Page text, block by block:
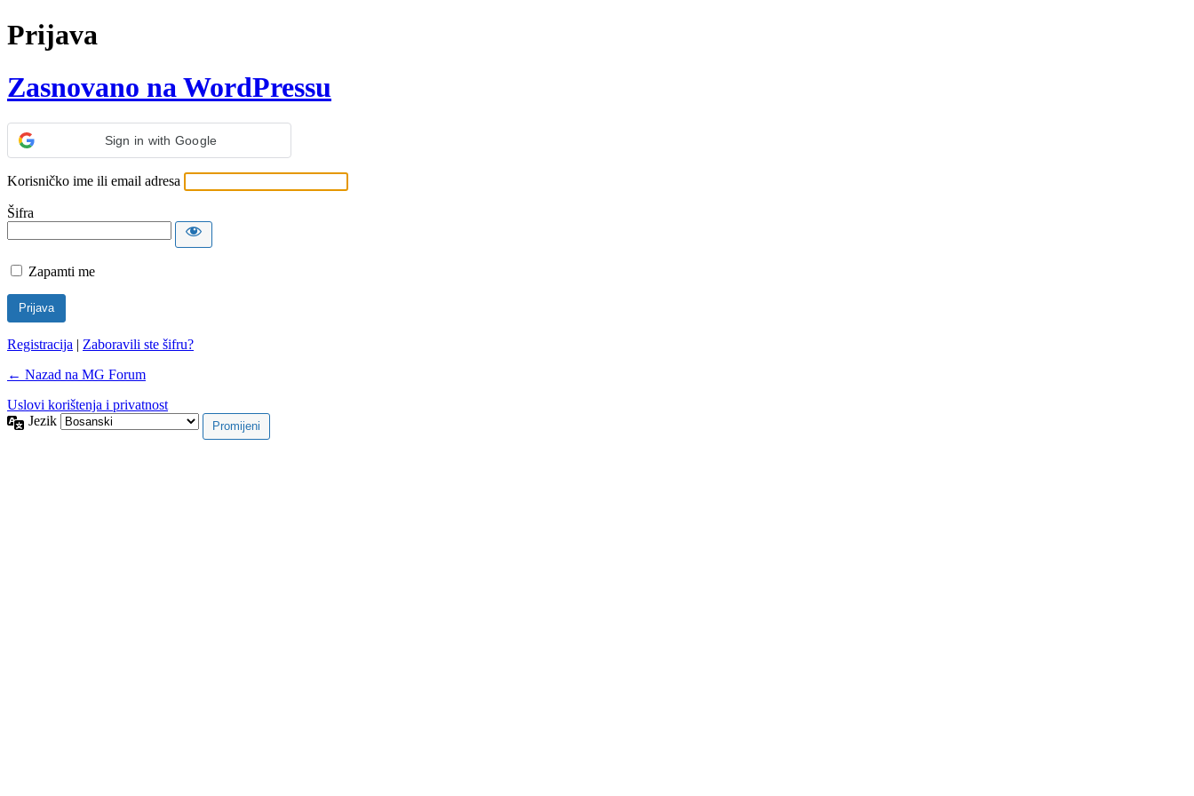
Prijava
Zasnovano na WordPressu
Sign in with Google
Korisničko ime ili email adresa
Šifra
Zapamti me
Registracija | Zaboravili ste šifru?
← Nazad na MG Forum
Uslovi korištenja i privatnost
Jezik